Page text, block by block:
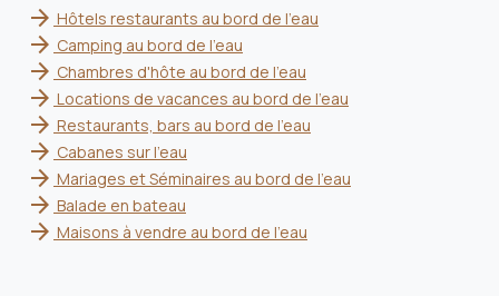
arrow_forward Hôtels restaurants au bord de l'eau
arrow_forward Camping au bord de l'eau
arrow_forward Chambres d'hôte au bord de l'eau
arrow_forward Locations de vacances au bord de l'eau
arrow_forward Restaurants, bars au bord de l'eau
arrow_forward Cabanes sur l'eau
arrow_forward Mariages et Séminaires au bord de l'eau
arrow_forward Balade en bateau
arrow_forward Maisons à vendre au bord de l'eau